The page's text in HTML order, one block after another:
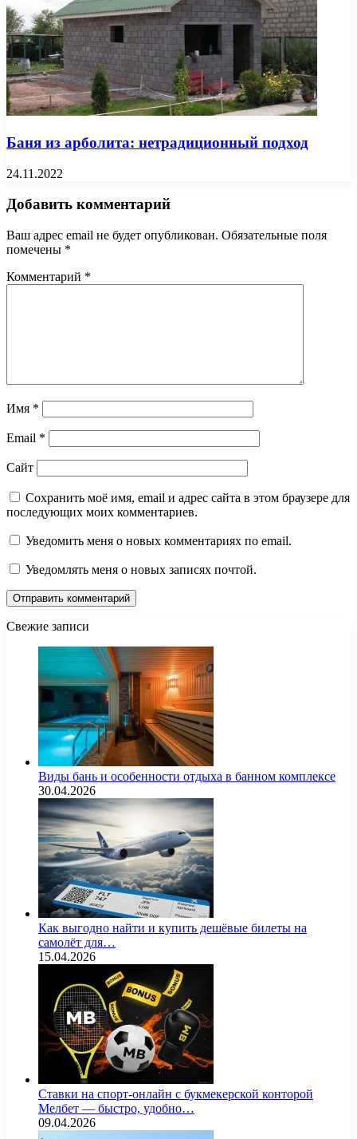
Баня из арболита: нетрадиционный подход
24.11.2022
Добавить комментарий
Ваш адрес email не будет опубликован. Обязательные поля
помечены *
Комментарий *
Имя *
Email *
Сайт
Сохранить моё имя, email и адрес сайта в этом браузере для
последующих моих комментариев.
Уведомить меня о новых комментариях по email.
Уведомлять меня о новых записях почтой.
Свежие записи
Виды бань и особенности отдыха в банном комплексе
30.04.2026
Как выгодно найти и купить дешёвые билеты на
самолёт для…
15.04.2026
Ставки на спорт-онлайн с букмекерской конторой
Мелбет — быстро, удобно…
09.04.2026